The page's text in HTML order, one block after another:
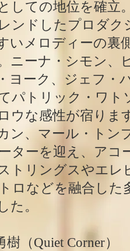
しての地位を確立
ンドしたプロダク
いメロディーの裏
ニーナ・シモン、
ヨーク、ジェフ・
パトリック・ワト
ウな感性が宿りま
ン、マール・トン
ターを迎え、アコ
トリングスやエレ
ロなどを融合した
た。
（Quiet Corner）